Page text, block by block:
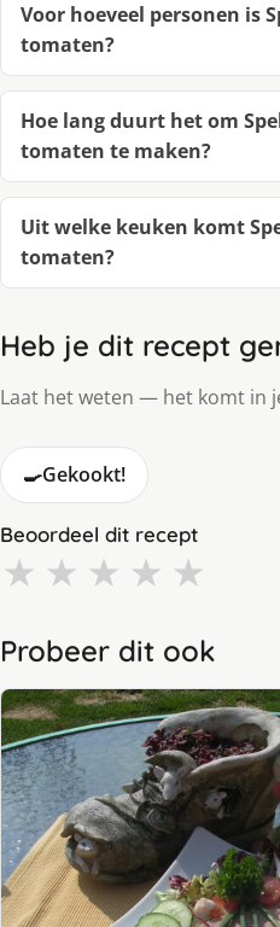
Voor hoeveel personen is
tomaten?
Hoe lang duurt het om
tomaten te maken?
Uit welke keuken komt
tomaten?
Heb je dit recept
Laat het weten — het komt in
🍳Gekookt!
Beoordeel dit recept
★ ★ ★ ★ ★
Probeer dit ook